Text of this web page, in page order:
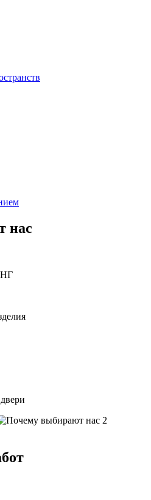
нас